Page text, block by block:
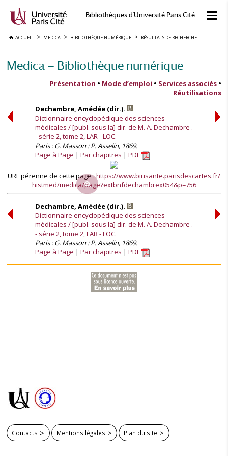
Bibliothèques d'Université Paris Cité
ACCUEIL MEDICA BIBLIOTHÈQUE NUMÉRIQUE RÉSULTATS DE RECHERCHE
Medica — Bibliothèque numérique
Présentation • Mode d’emploi • Services associés •
Réutilisations
Dechambre, Amédée (dir.).
Dictionnaire encyclopédique des sciences
médicales / [publ. sous la] dir. de M. A. Dechambre .
- série 2, tome 2, LAR - LOC.
Paris : G. Masson : P. Asselin, 1869.
Page à Page
Par chapitres PDF
URL pérenne de cette page :https://www.biusante.parisdescartes.fr/
histmed/medica/page?extbnfdechambrex054&p=756
Dechambre, Amédée (dir.).
Dictionnaire encyclopédique des sciences
médicales / [publ. sous la] dir. de M. A. Dechambre .
- série 2, tome 2, LAR - LOC.
Paris : G. Masson : P. Asselin, 1869.
Page à Page
Par chapitres PDF
Contacts Mentions légales Plan du site